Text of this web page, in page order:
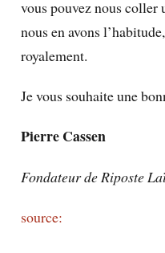
vous pouvez nous coller
nous en avons
royalement.
Je vous souhaite une
Pierre Cassen
Fondateur de Riposte
source: